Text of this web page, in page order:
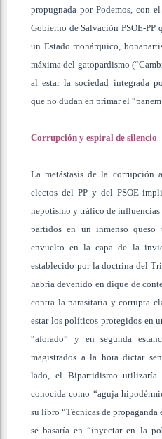
propugnada por Podemos, con
Gobierno de Salvación PSOE-PP
un Estado monárquico,
máxima del gatopardismo
al estar la sociedad integrada
que no dudan en primar el
Corrupción y espiral de silencio
La metástasis de la corrupción
electos del PP y del PSOE
nepotismo y tráfico de
partidos en un inmenso
envuelto en la capa de la
establecido por la doctrina del
habría devenido en dique de
contra la parasitaria y corrupta
estar los políticos protegidos en
“aforado” y en segunda
magistrados a la hora dictar
lado, el Bipartidismo
conocida como “aguja
su libro “Técnicas de
se basaría en “inyectar en la